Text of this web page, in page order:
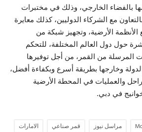
بالفضاء الخارجي، وذلك في مختبرات
مع الشركاء الدوليين، كذلك معايرة
الأنظمة الأرضية، وتجهيز شبكة من
حول دول العالم المختلفة، للتحكم
المرسلة من القمر، من أجل توفيرها
وخارجها بطريقة أسرع وبكفاءة أفضل،
والعمليات في المحطة الأرضية
في دبي.
مراسل نيوز قمر صناعي الامارات